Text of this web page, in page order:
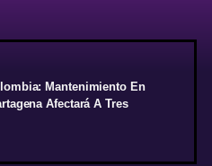
Mantenimiento En
Afectará A Tres